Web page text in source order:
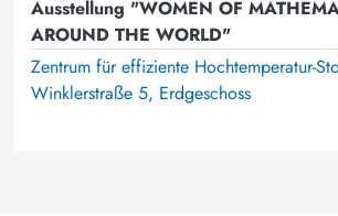
Ausstellung "WOMEN OF
AROUND THE WORLD"
Zentrum für effiziente Hochtemperatur-
Winklerstraße 5, Erdgeschoss